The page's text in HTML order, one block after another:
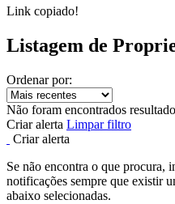
Link copiado!
Listagem de
Ordenar por:
Não foram encontrados
Criar alerta Limpar filtro
Criar alerta
Se não encontra o que procura,
notificações sempre que existir
abaixo selecionadas.